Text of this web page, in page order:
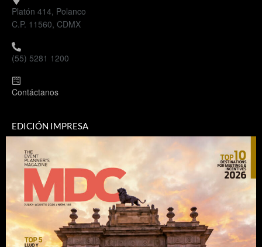
Platón 414, Polanco
C.P. 11560, CDMX
(55) 5281 1200
Contáctanos
EDICIÓN IMPRESA